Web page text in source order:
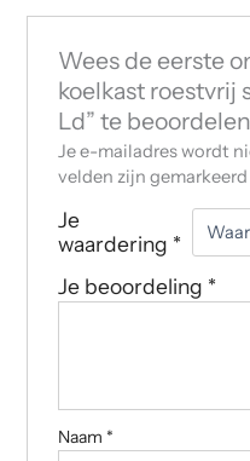
Wees de eerste
koelkast roestvrij
Ld” te beoordelen
Je e-mailadres wordt
velden zijn
Je
waardering *
Je beoordeling *
Naam *